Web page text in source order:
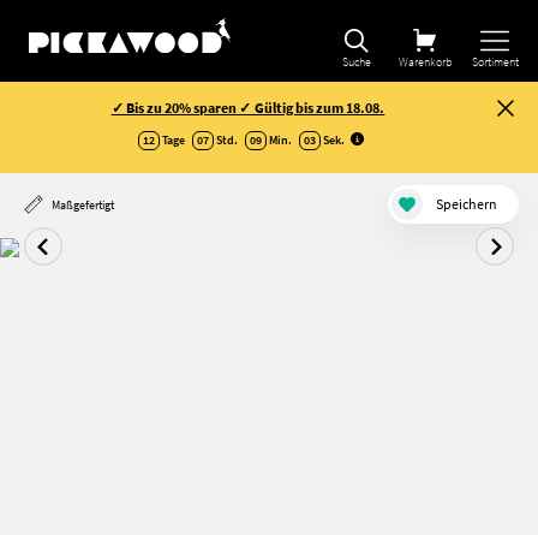
Suche Warenkorb Sortiment
✓ Bis zu 20% sparen ✓ Gültig bis zum 18.08.
12 Tage 07 Std. 09 Min. 03 Sek.
Maßgefertigt Speichern